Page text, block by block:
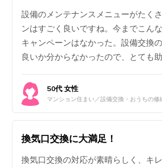
設備のメンテナンスメニューがたく
ンはすごく良いですね。今までこん
キャンペーンはなかった。設備交換
良いか分からなかったので、とても助
50代 女性
マンション住まい／設備交換・おうちの修
換気口交換に大満足！
換気口交換の対応が素晴らしく、キ